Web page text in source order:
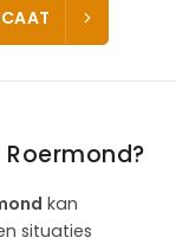
kan
situaties